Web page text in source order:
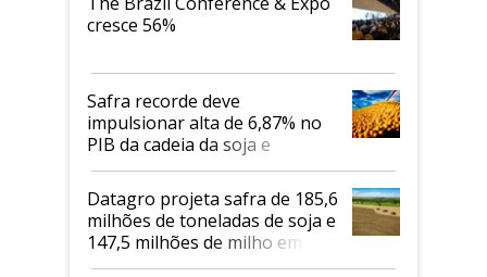
cresce 56%
Safra recorde deve
impulsionar alta de 6,87% no
PIB da cadeia da soja e
biodiesel em 2026
Datagro projeta safra de 185,6
milhões de toneladas de soja e
147,5 milhões de milho em
2026/27